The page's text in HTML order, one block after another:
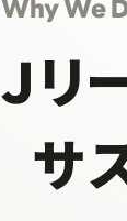
Why We
Ｊリ
サ